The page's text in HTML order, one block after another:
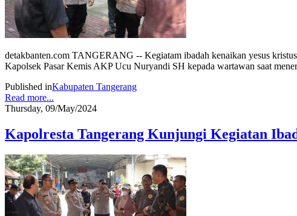
detakbanten.com TANGERANG -- Kegiatam ibadah kenaikan yesus
Kapolsek Pasar Kemis AKP Ucu Nuryandi SH kepada wartawan saat
Published inKabupaten Tangerang
Read more...
Thursday, 09/May/2024
Kapolresta Tangerang Kunjungi Kegiatan